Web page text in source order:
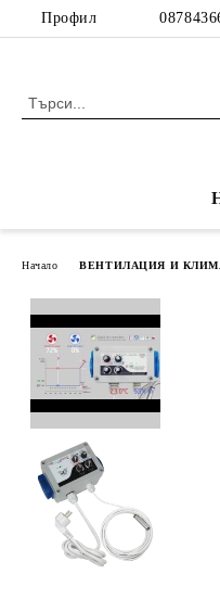
Профил
Начало ВЕНТИЛАЦИЯ И